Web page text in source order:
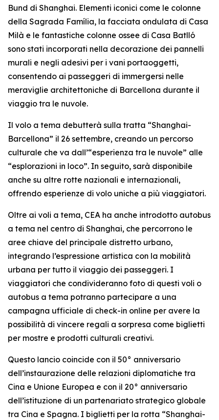
Bund di Shanghai. Elementi iconici come le colonne
della Sagrada Família, la facciata ondulata di Casa
Milà e le fantastiche colonne ossee di Casa Batlló
sono stati incorporati nella decorazione dei pannelli
murali e negli adesivi per i vani portaoggetti,
consentendo ai passeggeri di immergersi nelle
meraviglie architettoniche di Barcellona durante il
viaggio tra le nuvole.
Il volo a tema debutterà sulla tratta “Shanghai-
Barcellona” il 26 settembre, creando un percorso
culturale che va dall’“esperienza tra le nuvole” alle
“esplorazioni in loco”. In seguito, sarà disponibile
anche su altre rotte nazionali e internazionali,
offrendo esperienze di volo uniche a più viaggiatori.
Oltre ai voli a tema, CEA ha anche introdotto autobus
a tema nel centro di Shanghai, che percorrono le
aree chiave del principale distretto urbano,
integrando l’espressione artistica con la mobilità
urbana per tutto il viaggio dei passeggeri. I
viaggiatori che condivideranno foto di questi voli o
autobus a tema potranno partecipare a una
campagna ufficiale di check-in online per avere la
possibilità di vincere regali a sorpresa come biglietti
per mostre e prodotti culturali creativi.
Questo lancio coincide con il 50° anniversario
dell’instaurazione delle relazioni diplomatiche tra
Cina e Unione Europea e con il 20° anniversario
dell’istituzione di un partenariato strategico globale
tra Cina e Spagna. I biglietti per la rotta “Shanghai-